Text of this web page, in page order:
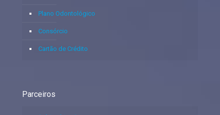
Plano Odontológico
Consórcio
Cartão de Crédito
Parceiros